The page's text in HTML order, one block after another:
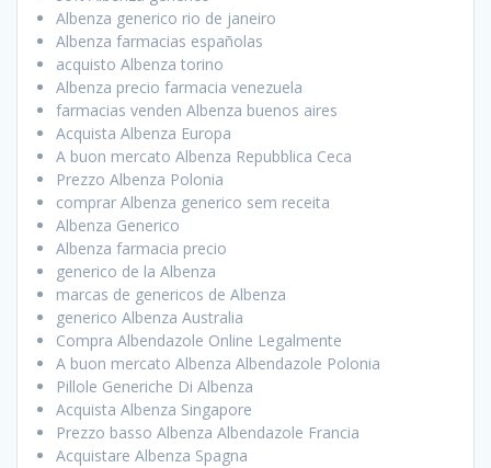
Albenza generico rio de janeiro
Albenza farmacias españolas
acquisto Albenza torino
Albenza precio farmacia venezuela
farmacias venden Albenza buenos aires
Acquista Albenza Europa
A buon mercato Albenza Repubblica Ceca
Prezzo Albenza Polonia
comprar Albenza generico sem receita
Albenza Generico
Albenza farmacia precio
generico de la Albenza
marcas de genericos de Albenza
generico Albenza Australia
Compra Albendazole Online Legalmente
A buon mercato Albenza Albendazole Polonia
Pillole Generiche Di Albenza
Acquista Albenza Singapore
Prezzo basso Albenza Albendazole Francia
Acquistare Albenza Spagna